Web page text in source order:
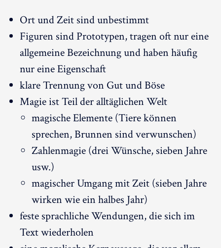
Ort und Zeit sind unbestimmt
Figuren sind Prototypen, tragen oft nur eine
allgemeine Bezeichnung und haben häufig
nur eine Eigenschaft
klare Trennung von Gut und Böse
Magie ist Teil der alltäglichen Welt
magische Elemente (Tiere können
sprechen, Brunnen sind verwunschen)
Zahlenmagie (drei Wünsche, sieben Jahre
usw.)
magischer Umgang mit Zeit (sieben Jahre
wirken wie ein halbes Jahr)
feste sprachliche Wendungen, die sich im
Text wiederholen